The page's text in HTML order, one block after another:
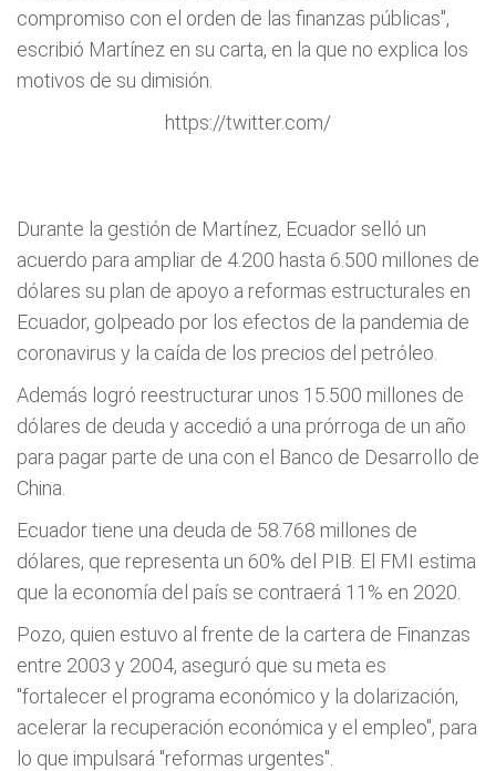
compromiso con el orden de las finanzas públicas",
escribió Martínez en su carta, en la que no explica los
motivos de su dimisión.
https://twitter.com/
Durante la gestión de Martínez, Ecuador selló un
acuerdo para ampliar de 4.200 hasta 6.500 millones de
dólares su plan de apoyo a reformas estructurales en
Ecuador, golpeado por los efectos de la pandemia de
coronavirus y la caída de los precios del petróleo.
Además logró reestructurar unos 15.500 millones de
dólares de deuda y accedió a una prórroga de un año
para pagar parte de una con el Banco de Desarrollo de
China.
Ecuador tiene una deuda de 58.768 millones de
dólares, que representa un 60% del PIB. El FMI estima
que la economía del país se contraerá 11% en 2020.
Pozo, quien estuvo al frente de la cartera de Finanzas
entre 2003 y 2004, aseguró que su meta es
"fortalecer el programa económico y la dolarización,
acelerar la recuperación económica y el empleo", para
lo que impulsará "reformas urgentes".